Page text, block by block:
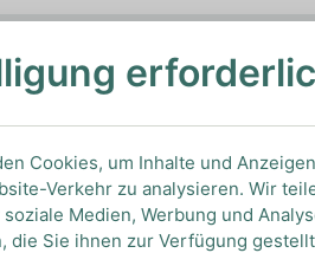
um alle Aromen optimal
Cookies, um Inhalte und
Verkehr zu analysieren. Wir
Medien, Werbung und
die Sie ihnen zur Verfügung